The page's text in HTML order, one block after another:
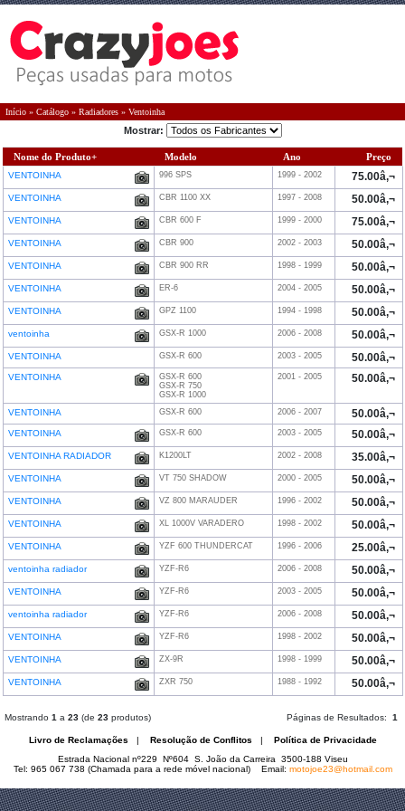
Início » Catálogo » Radiadores » Ventoinha
Mostrar:
Nome do Produto+ Modelo Ano Preço
VENTOINHA 996 SPS 1999 - 2002 75.00â‚¬
VENTOINHA CBR 1100 XX 1997 - 2008 50.00â‚¬
VENTOINHA CBR 600 F 1999 - 2000 75.00â‚¬
VENTOINHA CBR 900 2002 - 2003 50.00â‚¬
VENTOINHA CBR 900 RR 1998 - 1999 50.00â‚¬
VENTOINHA ER-6 2004 - 2005 50.00â‚¬
VENTOINHA GPZ 1100 1994 - 1998 50.00â‚¬
ventoinha GSX-R 1000 2006 - 2008 50.00â‚¬
VENTOINHA GSX-R 600 2003 - 2005 50.00â‚¬
VENTOINHA
GSX-R 600
GSX-R 750
GSX-R 1000
2001 - 2005 50.00â‚¬
VENTOINHA GSX-R 600 2006 - 2007 50.00â‚¬
VENTOINHA GSX-R 600 2003 - 2005 50.00â‚¬
VENTOINHA RADIADOR K1200LT 2002 - 2008 35.00â‚¬
VENTOINHA VT 750 SHADOW 2000 - 2005 50.00â‚¬
VENTOINHA VZ 800 MARAUDER 1996 - 2002 50.00â‚¬
VENTOINHA XL 1000V VARADERO 1998 - 2002 50.00â‚¬
VENTOINHA YZF 600 THUNDERCAT 1996 - 2006 25.00â‚¬
ventoinha radiador YZF-R6 2006 - 2008 50.00â‚¬
VENTOINHA YZF-R6 2003 - 2005 50.00â‚¬
ventoinha radiador YZF-R6 2006 - 2008 50.00â‚¬
VENTOINHA YZF-R6 1998 - 2002 50.00â‚¬
VENTOINHA ZX-9R 1998 - 1999 50.00â‚¬
VENTOINHA ZXR 750 1988 - 1992 50.00â‚¬
Mostrando 1 a 23 (de 23 produtos) Páginas de Resultados: 1
Livro de Reclamações | Resolução de Conflitos | Política de Privacidade
Estrada Nacional nº229 Nº604 S. João da Carreira 3500-188 Viseu
Tel: 965 067 738 (Chamada para a rede móvel nacional) Email: motojoe23@hotmail.com